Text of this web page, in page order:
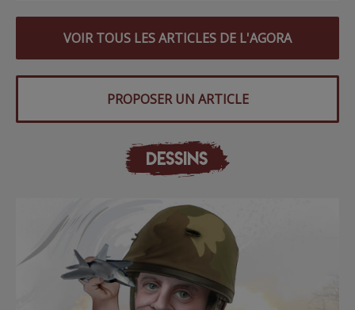
VOIR TOUS LES ARTICLES DE L'AGORA
PROPOSER UN ARTICLE
DESSINS